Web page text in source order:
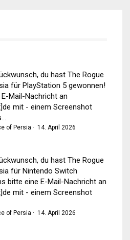
du hast The Rogue
für PlayStation 5 gewonnen!
Mail-Nachricht an
mit - einem Screenshot
of Persia · 14. April 2026
du hast The Rogue
für Nintendo Switch
bitte eine E-Mail-Nachricht an
mit - einem Screenshot
of Persia · 14. April 2026